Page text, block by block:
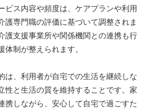
ビス内容や頻度は、ケアプランや利用
護専門職の評価に基づいて調整されま
護支援事業所や関係機関との連携も行
体制が整えられます。
は、利用者が自宅での生活を継続しな
性と生活の質を維持することです。家
携しながら、安心して自宅で過ごすた